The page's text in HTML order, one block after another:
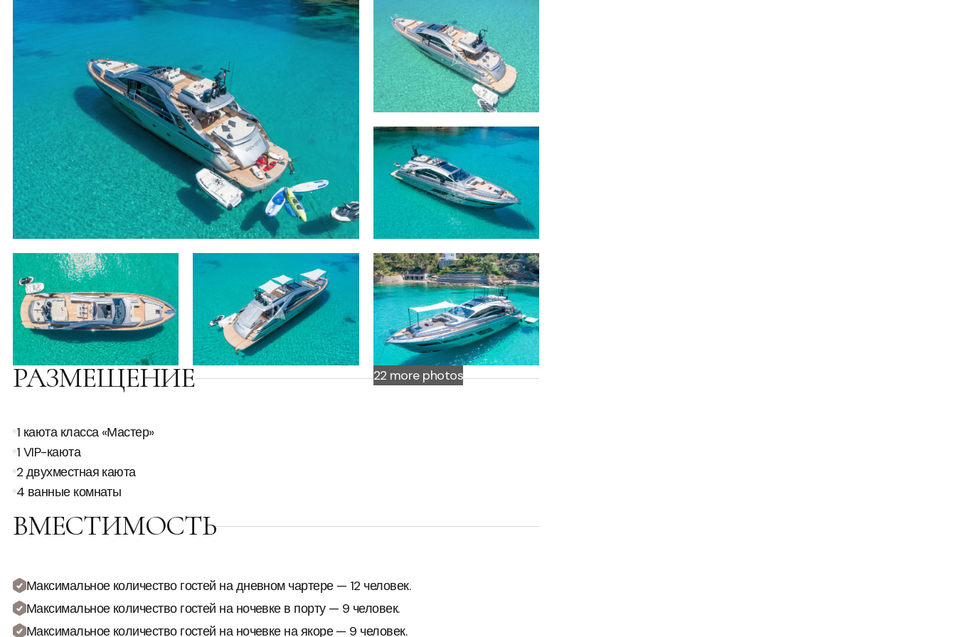
22 morephotos
РАЗМЕЩЕНИЕ
1 каюта класса «Мастер»
1 VIP-каюта
2 двухместная каюта
4 ванные комнаты
ВМЕСТИМОСТЬ
Максимальное количество гостей на дневном чартере — 12 человек.
Максимальное количество гостей на ночевке в порту — 9 человек.
Максимальное количество гостей на ночевке на якоре — 9 человек.